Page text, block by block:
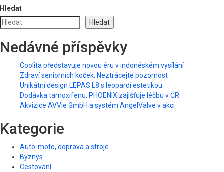
Hledat
Hledat
Nedávné příspěvky
Coolita představuje novou éru v indonéském vysílání
Zdraví seniorních koček: Neztrácejte pozornost
Unikátní design LEPAS L8 s leopardí estetikou
Dodávka tamoxifenu: PHOENIX zajišťuje léčbu v ČR
Akvizice AVVie GmbH a systém AngelValve v akci
Kategorie
Auto-moto, doprava a stroje
Byznys
Cestování